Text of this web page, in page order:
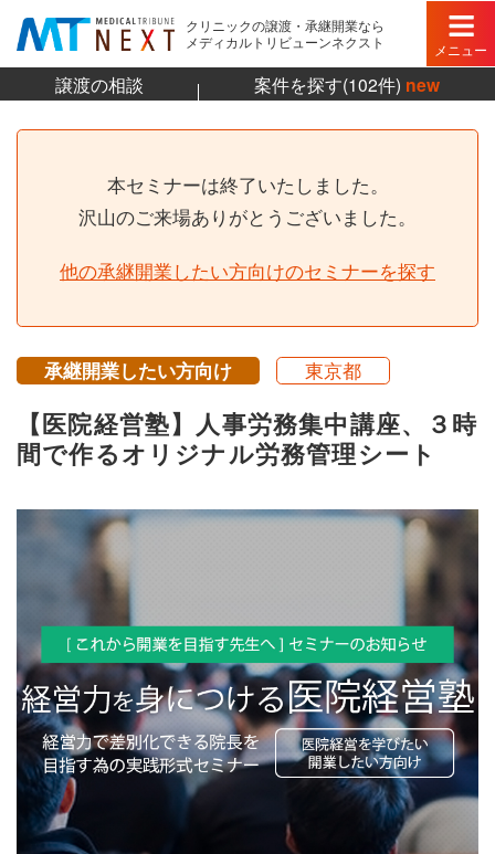
クリニックの譲渡・承継開業なら
メディカルトリビューンネクスト
メニュー
譲渡の相談 案件を探す(102件) new
本セミナーは終了いたしました。
沢山のご来場ありがとうございました。
他の承継開業したい方向けのセミナーを探す
承継開業したい方向け 東京都
【医院経営塾】人事労務集中講座、３時
間で作るオリジナル労務管理シート